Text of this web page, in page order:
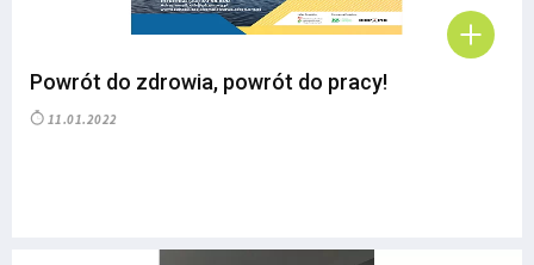
Powrót do zdrowia, powrót do pracy!
11.01.2022